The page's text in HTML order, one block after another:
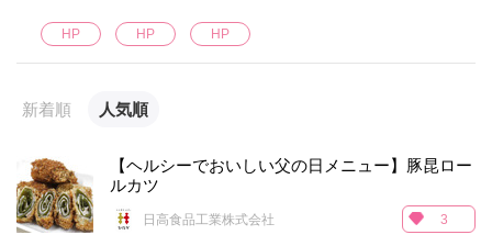
HP HP HP
新着順 人気順
【ヘルシーでおいしい父の日メニュー】豚昆ロー
ルカツ
日高食品工業株式会社 3